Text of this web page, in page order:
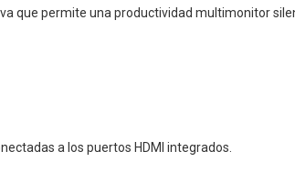
que permite una productividad multimonitor
a los puertos HDMI integrados.